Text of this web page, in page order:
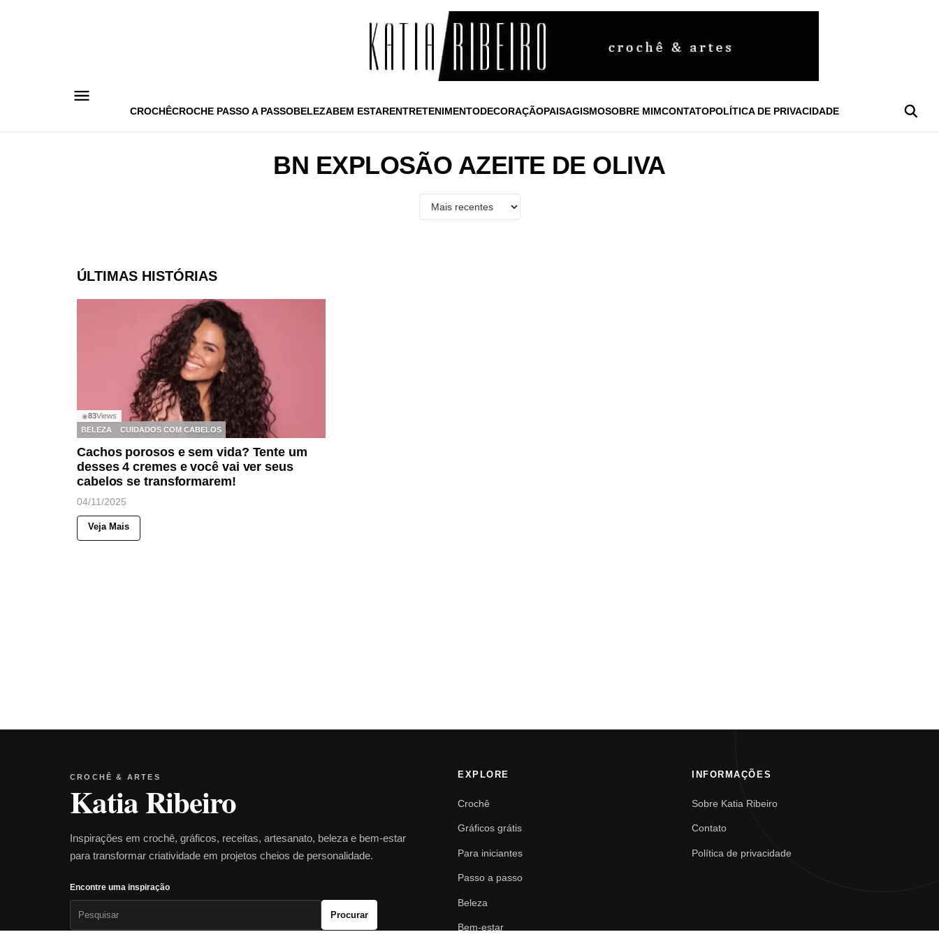
CROCHÊCROCHE PASSO A PASSOBELEZABEM ESTARENTRETENIMENTODECORAÇÃOPAISAGISMOSOBRE MIMCONTATOPOLÍTICA DE PRIVACIDADE
BN EXPLOSÃO AZEITE DE OLIVA
ÚLTIMAS HISTÓRIAS
◉83Views
BELEZA
CUIDADOS COM CABELOS
Cachos porosos e sem vida? Tente um
desses 4 cremes e você vai ver seus
cabelos se transformarem!
04/11/2025
Veja Mais
CROCHÊ & ARTES
Katia Ribeiro
Inspirações em crochê, gráficos, receitas, artesanato, beleza e bem-estar
para transformar criatividade em projetos cheios de personalidade.
Encontre uma inspiração
Procurar
EXPLORE
Crochê
Gráficos grátis
Para iniciantes
Passo a passo
Beleza
Bem-estar
INFORMAÇÕES
Sobre Katia Ribeiro
Contato
Política de privacidade